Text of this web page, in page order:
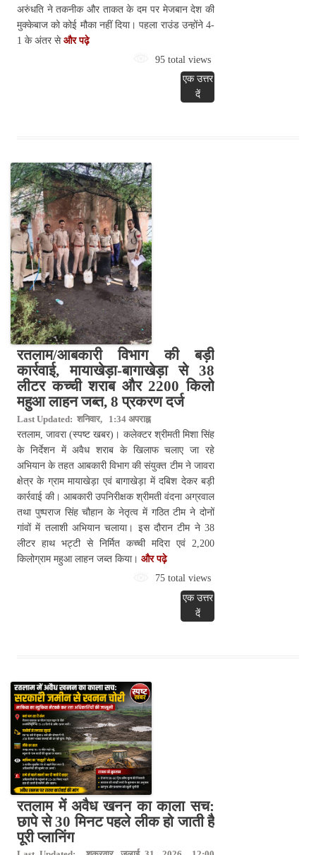
अरुंधति ने तकनीक और ताकत के दम पर मेजबान देश की
मुक्केबाज को कोई मौका नहीं दिया। पहला राउंड उन्होंने 4-
1 के अंतर से और पढ़े
95 total views
एक उत्तर
दें
रतलाम/आबकारी विभाग की बड़ी
कार्रवाई, मायाखेड़ा-बागाखेड़ा से 38
लीटर कच्ची शराब और 2200 किलो
महुआ लाहन जब्त, 8 प्रकरण दर्ज
Last Updated: शनिवार, 1:34 अपराह्न
रतलाम, जावरा (स्पष्ट खबर)। कलेक्टर श्रीमती मिशा सिंह
के निर्देशन में अवैध शराब के खिलाफ चलाए जा रहे
अभियान के तहत आबकारी विभाग की संयुक्त टीम ने जावरा
क्षेत्र के ग्राम मायाखेड़ा एवं बागाखेड़ा में दबिश देकर बड़ी
कार्रवाई की। आबकारी उपनिरीक्षक श्रीमती वंदना अग्रवाल
तथा पुष्पराज सिंह चौहान के नेतृत्व में गठित टीम ने दोनों
गांवों में तलाशी अभियान चलाया। इस दौरान टीम ने 38
लीटर हाथ भट्टी से निर्मित कच्ची मदिरा एवं 2,200
किलोग्राम महुआ लाहन जब्त किया। और पढ़े
75 total views
एक उत्तर
दें
रतलाम में अवैध खनन का काला सच:
छापे से 30 मिनट पहले लीक हो जाती है
पूरी प्लानिंग